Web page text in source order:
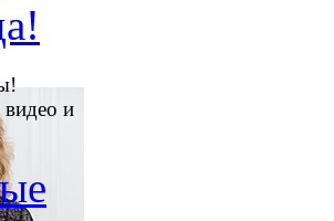
видео и